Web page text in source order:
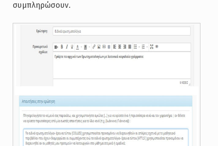
συμπληρώσουν.